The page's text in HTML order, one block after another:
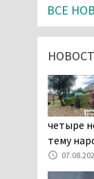
заявили,
ВСЕ
четыре
тему